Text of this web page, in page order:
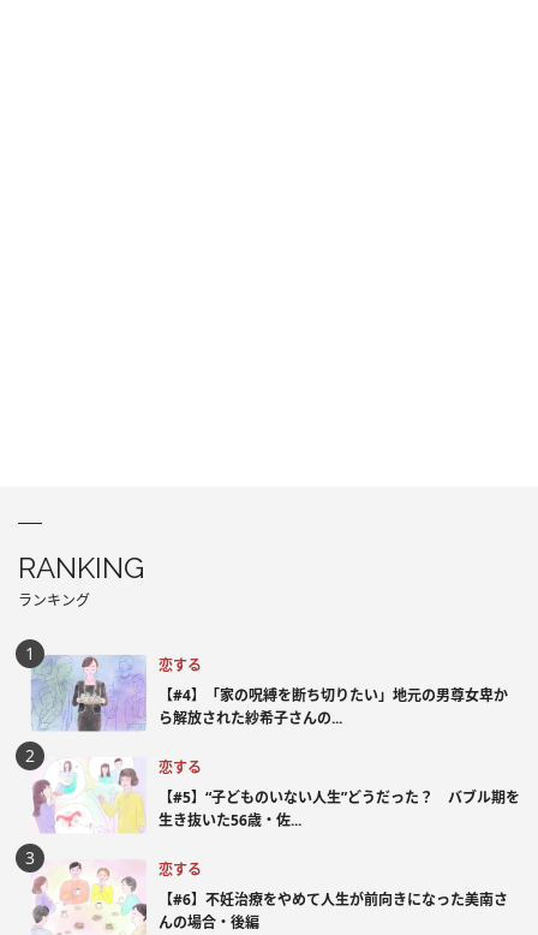
RANKING
ランキング
恋する
【#4】「家の呪縛を断ち切りたい」地元の男尊女卑か
ら解放された紗希子さんの...
恋する
【#5】“子どものいない人生”どうだった？ バブル期を
生き抜いた56歳・佐...
恋する
【#6】不妊治療をやめて人生が前向きになった美南さ
んの場合・後編